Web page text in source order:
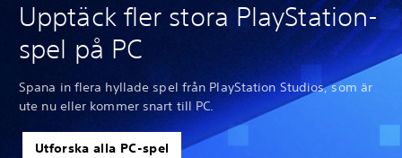
Upptäck fler stora PlayStation-
spel på PC
Spana in flera hyllade spel från PlayStation Studios, som är
ute nu eller kommer snart till PC.
Utforska alla PC-spel